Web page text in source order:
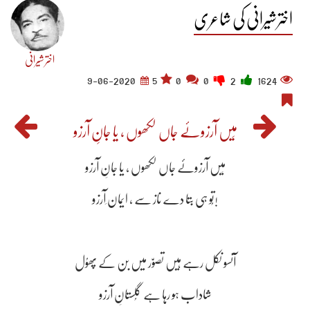
اختر شیرانی کی شاعری
اختر شیرانی
1624
5
9-06-2020
مَیں آرزوئے جاں لکھوں ، یا جانِ آرزو
مَیں آرزوئے جاں لکھوں ، یا جانِ آرزو
تُو ہی بتا دے ناز سے ، ایمان ِآرزو!
آنسو نکل رہے ہیں تصوّر میں بن کے پھوُل
شاداب ہو رہا ہے گُلستانِ آرزو